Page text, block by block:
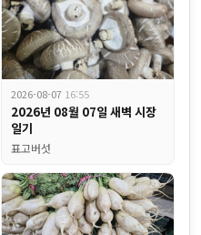
습니다 약보다 강한 '췌장을 살리
2026-08-07 16:55
2026년 08월 07일 새벽 시장
일기
표고버섯